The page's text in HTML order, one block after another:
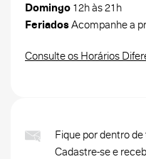
Domingo 12h às 21h
FeriadosAcompanhe a
Consulte os Horários
Fique por dentro
Cadastre-se e